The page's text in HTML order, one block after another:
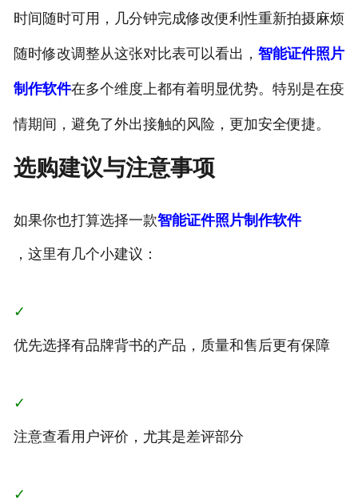
时间随时可用，几分钟完成修改便利性重新拍摄麻烦
随时修改调整从这张对比表可以看出， 智能证件照片
制作软件在多个维度上都有着明显优势。特别是在疫
情期间，避免了外出接触的风险，更加安全便捷。
选购建议与注意事项
如果你也打算选择一款智能证件照片制作软件
，这里有几个小建议：
✓
优先选择有品牌背书的产品，质量和售后更有保障
✓
注意查看用户评价，尤其是差评部分
✓